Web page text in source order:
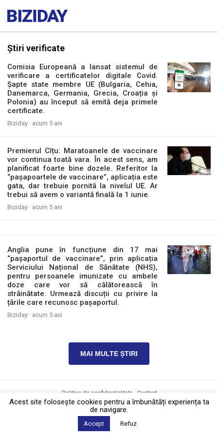
Știri verificate
Comisia Europeană a lansat sistemul de
verificare a certificatelor digitale Covid.
Șapte state membre UE (Bulgaria, Cehia,
Danemarca, Germania, Grecia, Croația și
Polonia) au început să emită deja primele
certificate.
Biziday · acum 5 ani
Premierul Cîțu: Maratoanele de vaccinare
vor continua toată vara. În acest sens, am
planificat foarte bine dozele. Referitor la
“pașapoartele de vaccinare”, aplicația este
gata, dar trebuie pornită la nivelul UE. Ar
trebui să avem o variantă finală la 1 iunie.
Biziday · acum 5 ani
Anglia pune în funcțiune din 17 mai
“pașaportul de vaccinare”, prin aplicația
Serviciului Național de Sănătate (NHS),
pentru persoanele imunizate cu ambele
doze care vor să călătorească în
străinătate. Urmează discuții cu privire la
țările care recunosc pașaportul.
Biziday · acum 5 ani
MAI MULTE ȘTIRI
Politica de confidențialitate
Contact
2026 © Biziday
Acest site foloseşte cookies pentru a îmbunătăți experiența ta
de navigare.
Accept Refuz